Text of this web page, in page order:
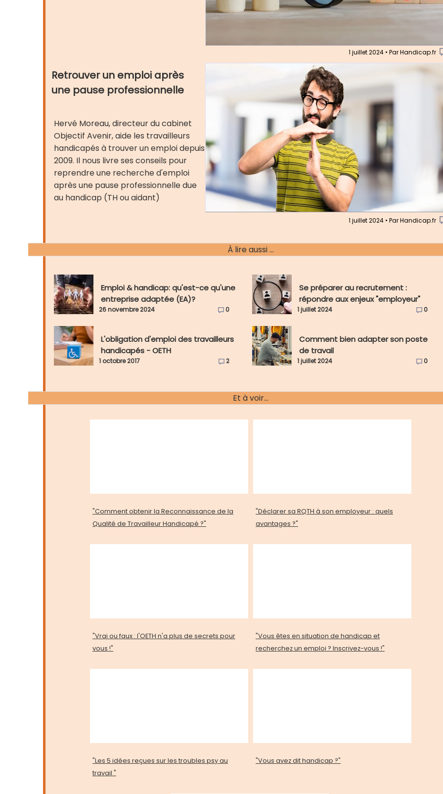
1 juillet 2024 • Par Handicap.fr
Retrouver un emploi après
une pause professionnelle
Hervé Moreau, directeur du cabinet
Objectif Avenir, aide les travailleurs
handicapés à trouver un emploi depuis
2009. Il nous livre ses conseils pour
reprendre une recherche d'emploi
après une pause professionnelle due
au handicap (TH ou aidant)
1 juillet 2024 • Par Handicap.fr
À lire aussi ...
Emploi & handicap: qu'est-ce qu'une
entreprise adaptée (EA)?
26 novembre 2024 0
Se préparer au recrutement :
répondre aux enjeux "employeur"
1 juillet 2024 0
L'obligation d'emploi des travailleurs
handicapés - OETH
1 octobre 2017 2
Comment bien adapter son poste
de travail
1 juillet 2024 0
Et à voir...
"Comment obtenir la Reconnaissance de la
Qualité de Travailleur Handicapé ?"
"Déclarer sa RQTH à son employeur : quels
avantages ?"
"Vrai ou faux : l'OETH n'a plus de secrets pour
vous !"
"Vous êtes en situation de handicap et
recherchez un emploi ? Inscrivez-vous !"
"Les 5 idées reçues sur les troubles psy au
travail "
"Vous avez dit handicap ?"